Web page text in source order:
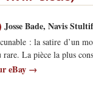
Josse Bade, Navis
: la satire d’un
rare. La pièce la plus
eBay →